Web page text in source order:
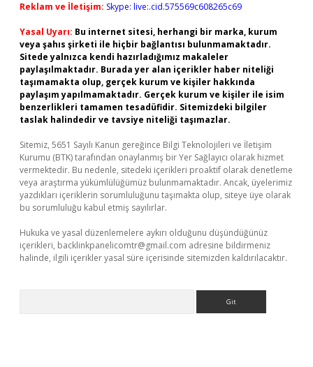
Reklam ve İletişim: Skype: live:.cid.575569c608265c69
Yasal Uyarı: Bu internet sitesi, herhangi bir marka, kurum
veya şahıs şirketi ile hiçbir bağlantısı bulunmamaktadır.
Sitede yalnızca kendi hazırladığımız makaleler
paylaşılmaktadır. Burada yer alan içerikler haber niteliği
taşımamakta olup, gerçek kurum ve kişiler hakkında
paylaşım yapılmamaktadır. Gerçek kurum ve kişiler ile isim
benzerlikleri tamamen tesadüfidir. Sitemizdeki bilgiler
taslak halindedir ve tavsiye niteliği taşımazlar.
Sitemiz, 5651 Sayılı Kanun gereğince Bilgi Teknolojileri ve İletişim
Kurumu (BTK) tarafından onaylanmış bir Yer Sağlayıcı olarak hizmet
vermektedir. Bu nedenle, sitedeki içerikleri proaktif olarak denetleme
veya araştırma yükümlülüğümüz bulunmamaktadır. Ancak, üyelerimiz
yazdıkları içeriklerin sorumluluğunu taşımakta olup, siteye üye olarak
bu sorumluluğu kabul etmiş sayılırlar.
Hukuka ve yasal düzenlemelere aykırı olduğunu düşündüğünüz
içerikleri, backlinkpanelicomtr@gmail.com adresine bildirmeniz
halinde, ilgili içerikler yasal süre içerisinde sitemizden kaldırılacaktır.